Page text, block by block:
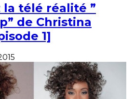
la télé réalité ”
de Christina
1]